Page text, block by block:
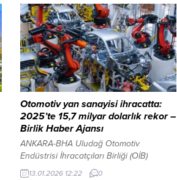
getiren “Üçlü Komisyon”u kurduğunu ve
bu yapının zaman zaman “İlluminati”
benzeri, dünyayı yöneten gizli bir oluşum
olarak anıldığını dile getirdi. Epstein’e
yönelik soruşturma kapsamında ABD
Adalet Bakan Yardımcısı Todd
Blanche’ın...
Otomotiv yan sanayisi ihracatta:
2025’te 15,7 milyar dolarlık rekor –
Birlik Haber Ajansı
ANKARA-BHA Uludağ Otomotiv
Endüstrisi İhracatçıları Birliği (OİB)
verilerinden derlenen bilgilere göre,
13.01.2026 12:22 0